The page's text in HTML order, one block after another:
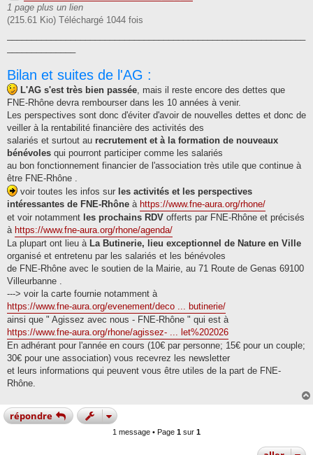
1 page plus un lien
(215.61 Kio) Téléchargé 1044 fois
Bilan et suites de l'AG :
L'AG s'est très bien passée, mais il reste encore des dettes que
FNE-Rhône devra rembourser dans les 10 années à venir.
Les perspectives sont donc d'éviter d'avoir de nouvelles dettes et donc de
veiller à la rentabilité financière des activités des
salariés et surtout au recrutement et à la formation de nouveaux
bénévoles qui pourront participer comme les salariés
au bon fonctionnement financier de l'association très utile que continue à
être FNE-Rhône .
voir toutes les infos sur les activités et les perspectives
intéressantes de FNE-Rhône à https://www.fne-aura.org/rhone/
et voir notamment les prochains RDV offerts par FNE-Rhône et précisés
à https://www.fne-aura.org/rhone/agenda/
La plupart ont lieu à La Butinerie, lieu exceptionnel de Nature en Ville
organisé et entretenu par les salariés et les bénévoles
de FNE-Rhône avec le soutien de la Mairie, au 71 Route de Genas 69100
Villeurbanne .
---> voir la carte fournie notamment à
https://www.fne-aura.org/evenement/deco ... butinerie/
ainsi que " Agissez avec nous - FNE-Rhône " qui est à
https://www.fne-aura.org/rhone/agissez- ... let%202026
En adhérant pour l'année en cours (10€ par personne; 15€ pour un couple;
30€ pour une association) vous recevrez les newsletter
et leurs informations qui peuvent vous être utiles de la part de FNE-
Rhône.
répondre
1 message • Page 1 sur 1